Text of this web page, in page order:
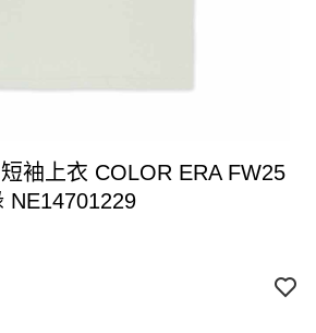
袖上衣 COLOR ERA FW25
NE14701229